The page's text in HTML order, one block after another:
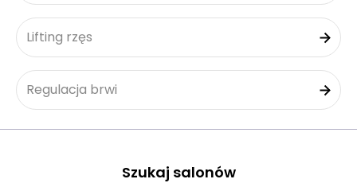
Lifting rzęs
Regulacja brwi
Szukaj salonów